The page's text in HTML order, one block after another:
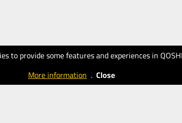
to provide some features and experiences in
More information . Close